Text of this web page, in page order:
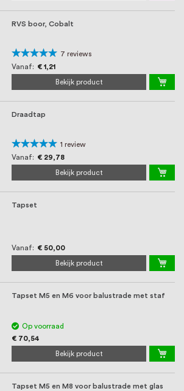
we geloven dat een
onze klanten het
RVS boor, Cobalt
Waardering:
94%
7 reviews
Vanaf
€ 1,21
Bekijk product
Draadtap
Waardering:
100%
1 review
Vanaf
€ 29,78
Bekijk product
Tapset
Vanaf € 50,00
Bekijk product
Tapset M5 en M6 voor balustrade met staf
Op voorraad
€ 70,54
Bekijk product
Tapset M5 en M8 voor balustrade met glas